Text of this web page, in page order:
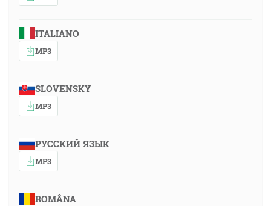
ITALIANO
MP3
SLOVENSKY
MP3
РУССКИЙ ЯЗЫК
MP3
ROMÂNA